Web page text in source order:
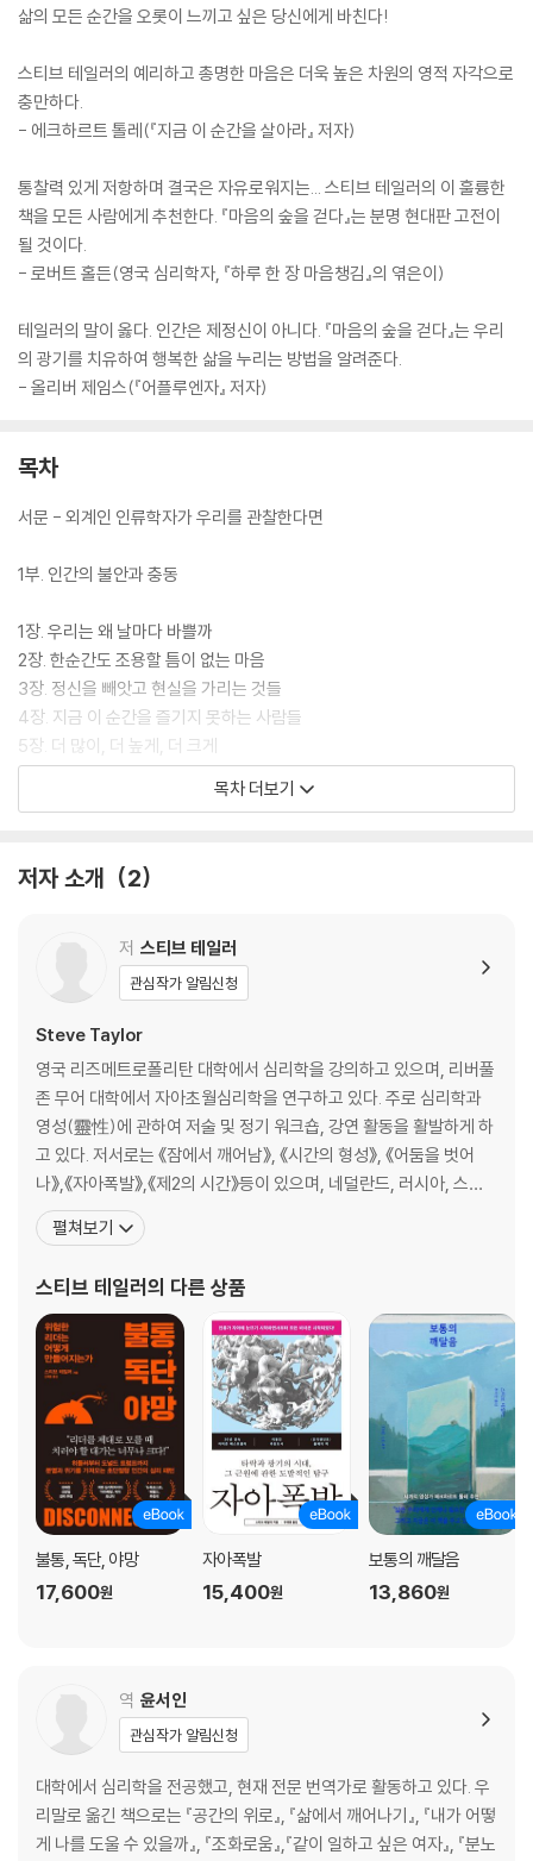
삶의 모든 순간을 오롯이 느끼고 싶은 당신에게 바친다!
스티브 테일러의 예리하고 총명한 마음은 더욱 높은 차원의 영적 자각으로
충만하다.
- 에크하르트 톨레(『지금 이 순간을 살아라』 저자)
통찰력 있게 저항하며 결국은 자유로워지는... 스티브 테일러의 이 훌륭한
책을 모든 사람에게 추천한다. 『마음의 숲을 걷다』는 분명 현대판 고전이
될 것이다.
- 로버트 홀든(영국 심리학자, 『하루 한 장 마음챙김』의 엮은이)
테일러의 말이 옳다. 인간은 제정신이 아니다. 『마음의 숲을 걷다』는 우리
의 광기를 치유하여 행복한 삶을 누리는 방법을 알려준다.
- 올리버 제임스(『어플루엔자』 저자)
목차
서문 - 외계인 인류학자가 우리를 관찰한다면
1부. 인간의 불안과 충동
1장. 우리는 왜 날마다 바쁠까
2장. 한순간도 조용할 틈이 없는 마음
3장. 정신을 빼앗고 현실을 가리는 것들
4장. 지금 이 순간을 즐기지 못하는 사람들
5장. 더 많이, 더 높게, 더 크게
6장. ‘우리’와 다르면 틀렸다고 믿는다
7장. 심리적 고통에 쉽게 무너지는 사람들
2부. 조화로움과 온전한 정신
9장. 우리는 가끔 조화로움을 경험한다
10장. 마음 공간에 머물기 치유의 1단계~ 4단계
11장. 조화로운 마음 키우기 치유의 5단계~ 8단계
12장. 새로운 나, 새로운 세계
참고문헌
그림 출처
목차 더보기
저자 소개 2
저 스티브 테일러
관심작가 알림신청
Steve Taylor
영국 리즈메트로폴리탄 대학에서 심리학을 강의하고 있으며, 리버풀
존 무어 대학에서 자아초월심리학을 연구하고 있다. 주로 심리학과
영성(靈性)에 관하여 저술 및 정기 워크숍, 강연 활동을 활발하게 하
고 있다. 저서로는 《잠에서 깨어남》, 《시간의 형성》, 《어둠을 벗어
나》,《자아폭발》,《제2의 시간》등이 있으며, 네덜란드, 러시아, 스페
인, 일본, 폴란드, 프랑스 등등 11개국에서 번역·출간되었다. 그의 논
문과 에세이는 자아초월심리학 리뷰, 국제 자아초월학회보, 과학 및
지, 신문 등에 기고되었으며, 그의 저작들은
펼쳐보기
스티브 테일러의 다른 상품
불통, 독단, 야망
17,600원
자아폭발
15,400원
보통의 깨달음
13,860원
역 윤서인
관심작가 알림신청
대학에서 심리학을 전공했고, 현재 전문 번역가로 활동하고 있다. 우
리말로 옮긴 책으로는 『공간의 위로』, 『삶에서 깨어나기』, 『내가 어떻
게 나를 도울 수 있을까』, 『조화로움』,『같이 일하고 싶은 여자』, 『분노